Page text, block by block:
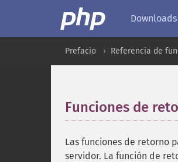
Downloads
Prefacio Referencia de
Funciones de
Las funciones de retorno
servidor. La función de